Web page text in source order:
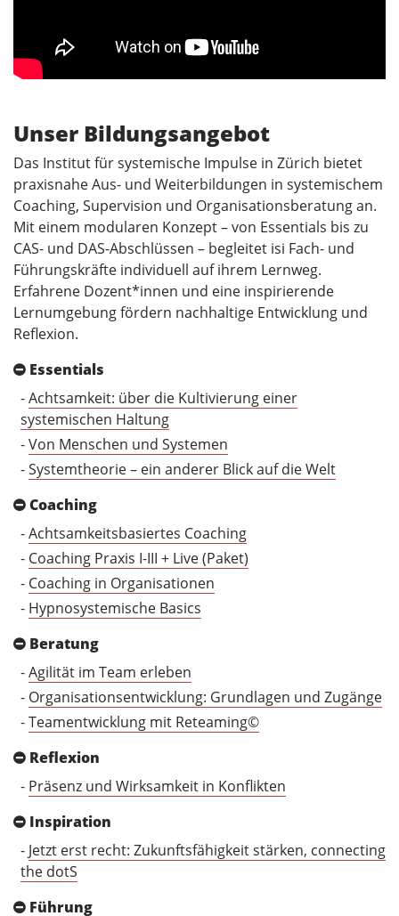
Unser Bildungsangebot
​Das Institut für systemische Impulse in Zürich bietet
praxisnahe Aus- und Weiterbildungen in systemischem
Coaching, Supervision und Organisationsberatung an.
Mit einem modularen Konzept – von Essentials bis zu
CAS- und DAS-Abschlüssen – begleitet isi Fach- und
Führungskräfte individuell auf ihrem Lernweg.
Erfahrene Dozent*innen und eine inspirierende
Lernumgebung fördern nachhaltige Entwicklung und
Reflexion.
Essentials
-Achtsamkeit: über die Kultivierung einer
systemischen Haltung
-Von Menschen und Systemen
-Systemtheorie – ein anderer Blick auf die Welt
Coaching
-Achtsamkeitsbasiertes Coaching
- Coaching Praxis I-III + Live (Paket)
- Coaching in Organisationen
- Hypnosystemische Basics
Beratung
-Agilität im Team erleben
- Organisationsentwicklung: Grundlagen und Zugänge
-Teamentwicklung mit Reteaming©
Reflexion
- Präsenz und Wirksamkeit in Konflikten
Inspiration
- Jetzt erst recht: Zukunftsfähigkeit stärken, connecting
the dotS
Führung